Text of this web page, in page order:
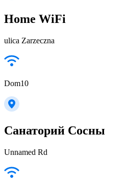
Home WiFi
ulica Zarzeczna
Dom10
Санаторий Сосны
Unnamed Rd